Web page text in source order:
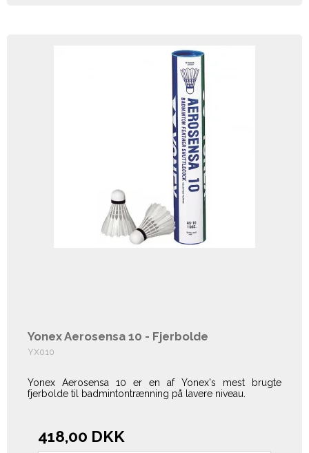
Yonex Aerosensa 10 - Fjerbolde
YX010
Yonex Aerosensa 10 er en af Yonex's mest brugte
fjerbolde til badmintontrænning på lavere niveau.
418,00 DKK